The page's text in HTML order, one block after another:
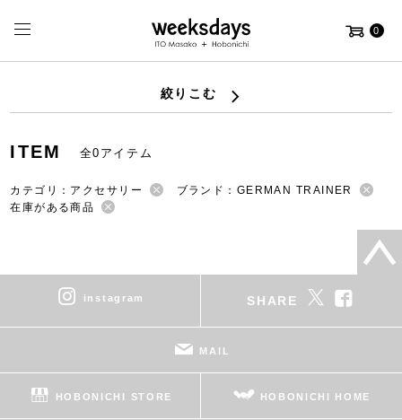
0
絞りこむ
ITEM 全0アイテム
カテゴリ：アクセサリー
ブランド：GERMAN TRAINER
在庫がある商品
instagram SHARE
MAIL
HOBONICHI STORE HOBONICHI HOME